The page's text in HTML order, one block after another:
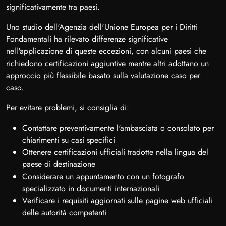
significativamente tra paesi.
Uno studio dell'Agenzia dell'Unione Europea per i Diritti
Fondamentali ha rilevato differenze significative
nell'applicazione di queste eccezioni, con alcuni paesi che
richiedono certificazioni aggiuntive mentre altri adottano un
approccio più flessibile basato sulla valutazione caso per
caso.
Per evitare problemi, si consiglia di:
Contattare preventivamente l'ambasciata o consolato per
chiarimenti su casi specifici
Ottenere certificazioni ufficiali tradotte nella lingua del
paese di destinazione
Considerare un appuntamento con un fotografo
specializzato in documenti internazionali
Verificare i requisiti aggiornati sulle pagine web ufficiali
delle autorità competenti